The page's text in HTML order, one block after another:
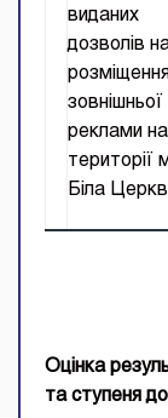
виданих
дозволів
розміщення
зовнішньої
реклами на
території
Біла
Оцінка
та ступеня